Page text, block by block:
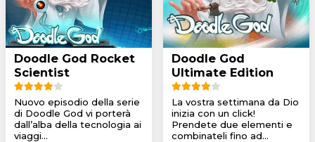
Doodle God Rocket
Scientist
Nuovo episodio della serie
di Doodle God vi porterà
dall’alba della tecnologia ai
viaggi...
Doodle God
Ultimate Edition
La vostra settimana da Dio
inizia con un click!
Prendete due elementi e
combinateli fino ad...